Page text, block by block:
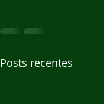
Posts recentes